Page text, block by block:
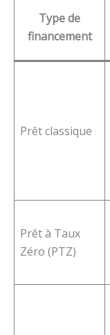
Type de
financement
Prêt classique
Prêt à Taux
Zéro (PTZ)